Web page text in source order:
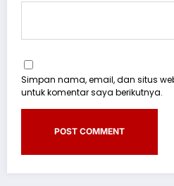
Simpan nama, email, dan situs
untuk komentar saya berikutnya.